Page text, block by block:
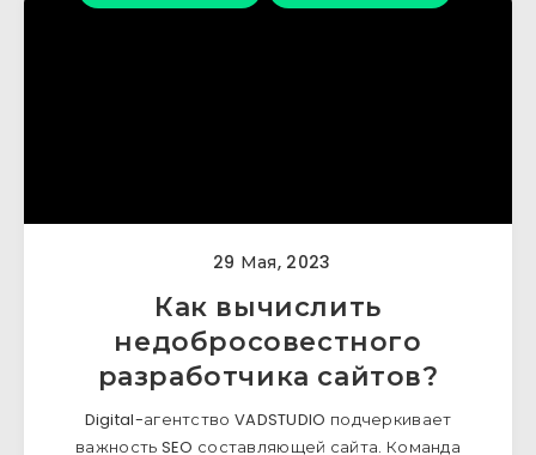
29 Мая, 2023
Как вычислить
недобросовестного
разработчика сайтов?
Digital-агентство VADSTUDIO подчеркивает
важность SEO составляющей сайта. Команда